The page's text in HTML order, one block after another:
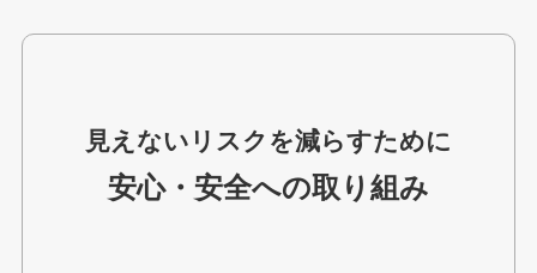
見えないリスクを減らすために
安心・安全への取り組み